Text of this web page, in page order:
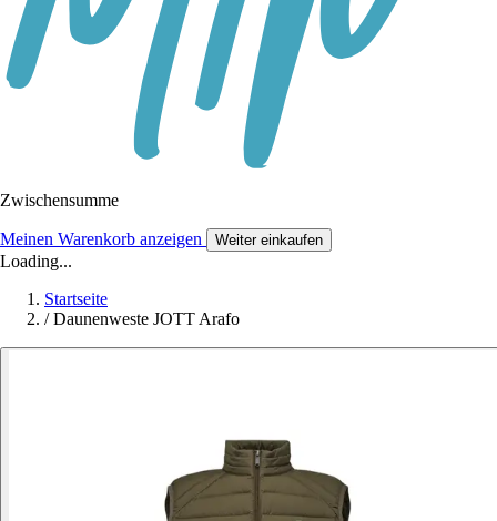
Zwischensumme
Meinen Warenkorb anzeigen Weiter einkaufen
Loading...
Startseite
/ Daunenweste JOTT Arafo